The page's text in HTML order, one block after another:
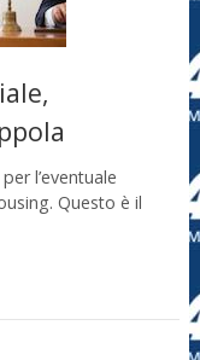
l’eventuale
Questo è il